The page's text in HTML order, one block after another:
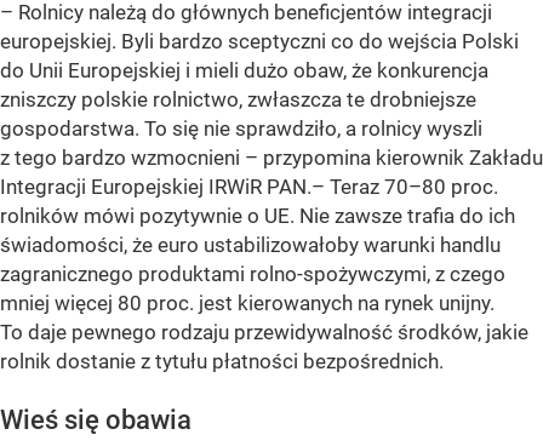
– Rolnicy należą do głównych beneficjentów integracji
europejskiej. Byli bardzo sceptyczni co do wejścia Polski
do Unii Europejskiej i mieli dużo obaw, że konkurencja
zniszczy polskie rolnictwo, zwłaszcza te drobniejsze
gospodarstwa. To się nie sprawdziło, a rolnicy wyszli
z tego bardzo wzmocnieni – przypomina kierownik Zakładu
Integracji Europejskiej IRWiR PAN.– Teraz 70–80 proc.
rolników mówi pozytywnie o UE. Nie zawsze trafia do ich
świadomości, że euro ustabilizowałoby warunki handlu
zagranicznego produktami rolno-spożywczymi, z czego
mniej więcej 80 proc. jest kierowanych na rynek unijny.
To daje pewnego rodzaju przewidywalność środków, jakie
rolnik dostanie z tytułu płatności bezpośrednich.
Wieś się obawia